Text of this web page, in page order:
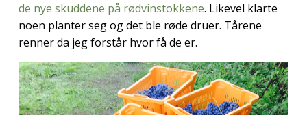
de nye skuddene på rødvinstokkene. Likevel klarte
noen planter seg og det ble røde druer. Tårene
renner da jeg forstår hvor få de er.